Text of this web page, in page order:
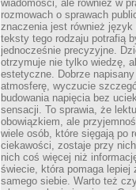
wiadomości, ale również w
rozmowach o sprawach
znaczenia jest również język
teksty tego rodzaju potrafią
jednocześnie precyzyjne.
otrzymuje nie tylko wiedzę,
estetyczne. Dobrze
atmosferę, wyczucie
budowania napięcia bez
sensacji. To sprawia, że
obowiązkiem, ale
wiele osób, które sięgają po
ciekawości, zostaje przy
nich coś więcej niż
świecie, która pomaga lepiej
samego siebie. Warto też